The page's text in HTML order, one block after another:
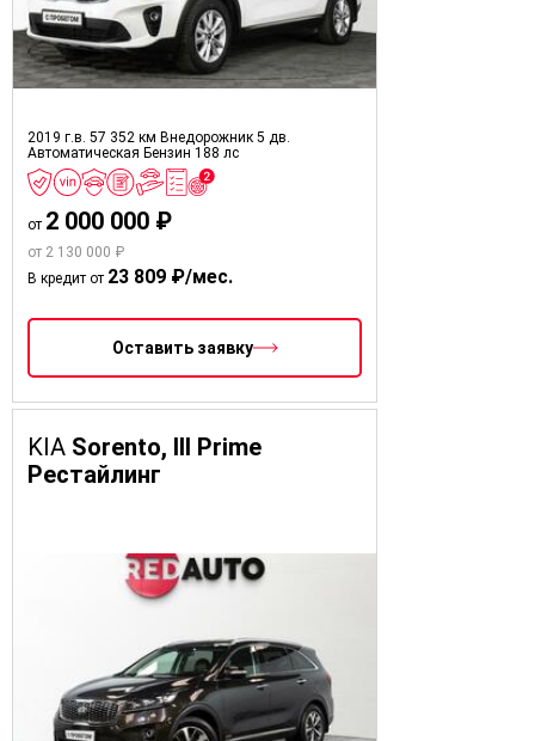
2019 г.в. 57 352 км Внедорожник 5 дв.
Автоматическая Бензин 188 лс
от 2 000 000 ₽
от 2 130 000 ₽
В кредит от 23 809 ₽/мес.
Оставить заявку
KIA Sorento, III Prime
Рестайлинг